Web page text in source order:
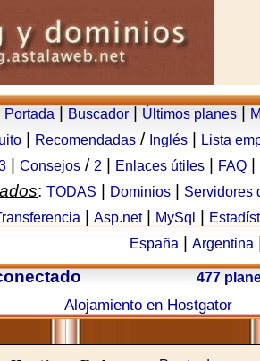
Portada Buscador Últimos planes
Recomendadas / Inglés
Lista
Consejos / 2 Enlaces útiles FAQ
: TODAS Dominios
Servidores
Asp.net| MySql
España
Argentina
477
Alojamiento en Hostgator